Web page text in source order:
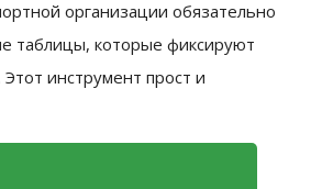
организации обязательно
таблицы, которые фиксируют
инструмент прост и